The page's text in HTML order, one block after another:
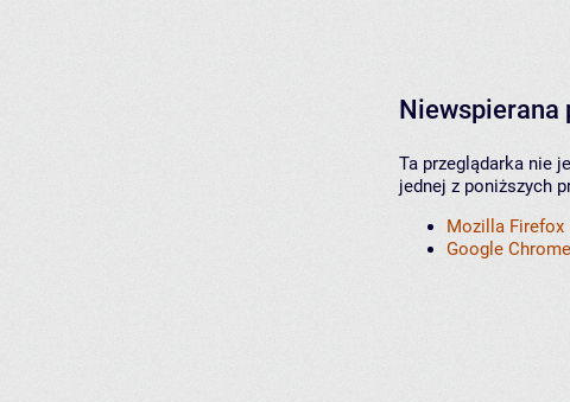
Niewspierana
Ta przeglądarka nie
jednej z poniższych
Mozilla Firefox
Google Chrome